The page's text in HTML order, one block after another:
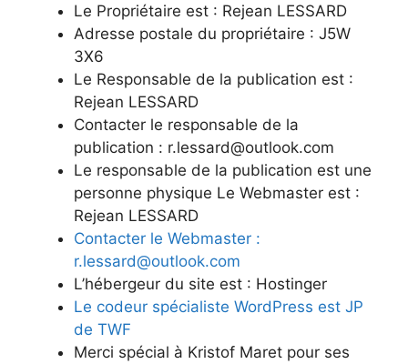
Le Propriétaire est : Rejean LESSARD
Adresse postale du propriétaire : J5W
3X6
Le Responsable de la publication est :
Rejean LESSARD
Contacter le responsable de la
publication : r.lessard@outlook.com
Le responsable de la publication est une
personne physique Le Webmaster est :
Rejean LESSARD
Contacter le Webmaster :
r.lessard@outlook.com
L’hébergeur du site est : Hostinger
Le codeur spécialiste WordPress est JP
de TWF
Merci spécial à Kristof Maret pour ses